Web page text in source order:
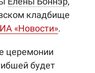
кладбище
«Новости».
церемонии
будет